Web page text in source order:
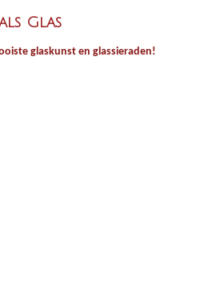
Glas
glaskunst en glassieraden!